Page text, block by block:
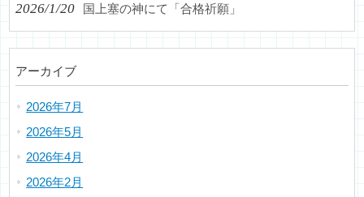
2026/1/20 国上塞の神にて「合格祈願」
アーカイブ
2026年7月
2026年5月
2026年4月
2026年2月